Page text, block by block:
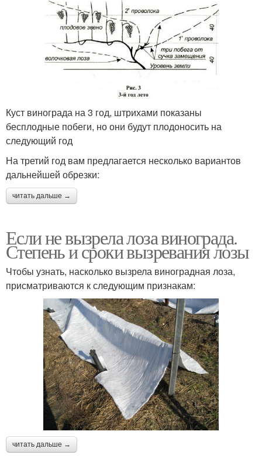
Куст винограда на 3 год, штрихами показаны
бесплодные побеги, но они будут плодоносить на
следующий год
На третий год вам предлагается несколько вариантов
дальнейшей обрезки:
читать дальше →
Если не вызрела лоза винограда.
Степень и сроки вызревания лозы
Чтобы узнать, насколько вызрела виноградная лоза,
присматриваются к следующим признакам:
читать дальше →